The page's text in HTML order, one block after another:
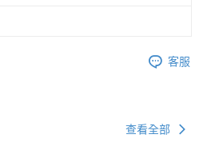
客服
查看全部